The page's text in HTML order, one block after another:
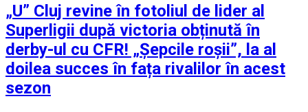
„U” Cluj revine în fotoliul de lider al
Superligii după victoria obținută în
derby-ul cu CFR! „Șepcile roșii”, la al
doilea succes în fața rivalilor în acest
sezon